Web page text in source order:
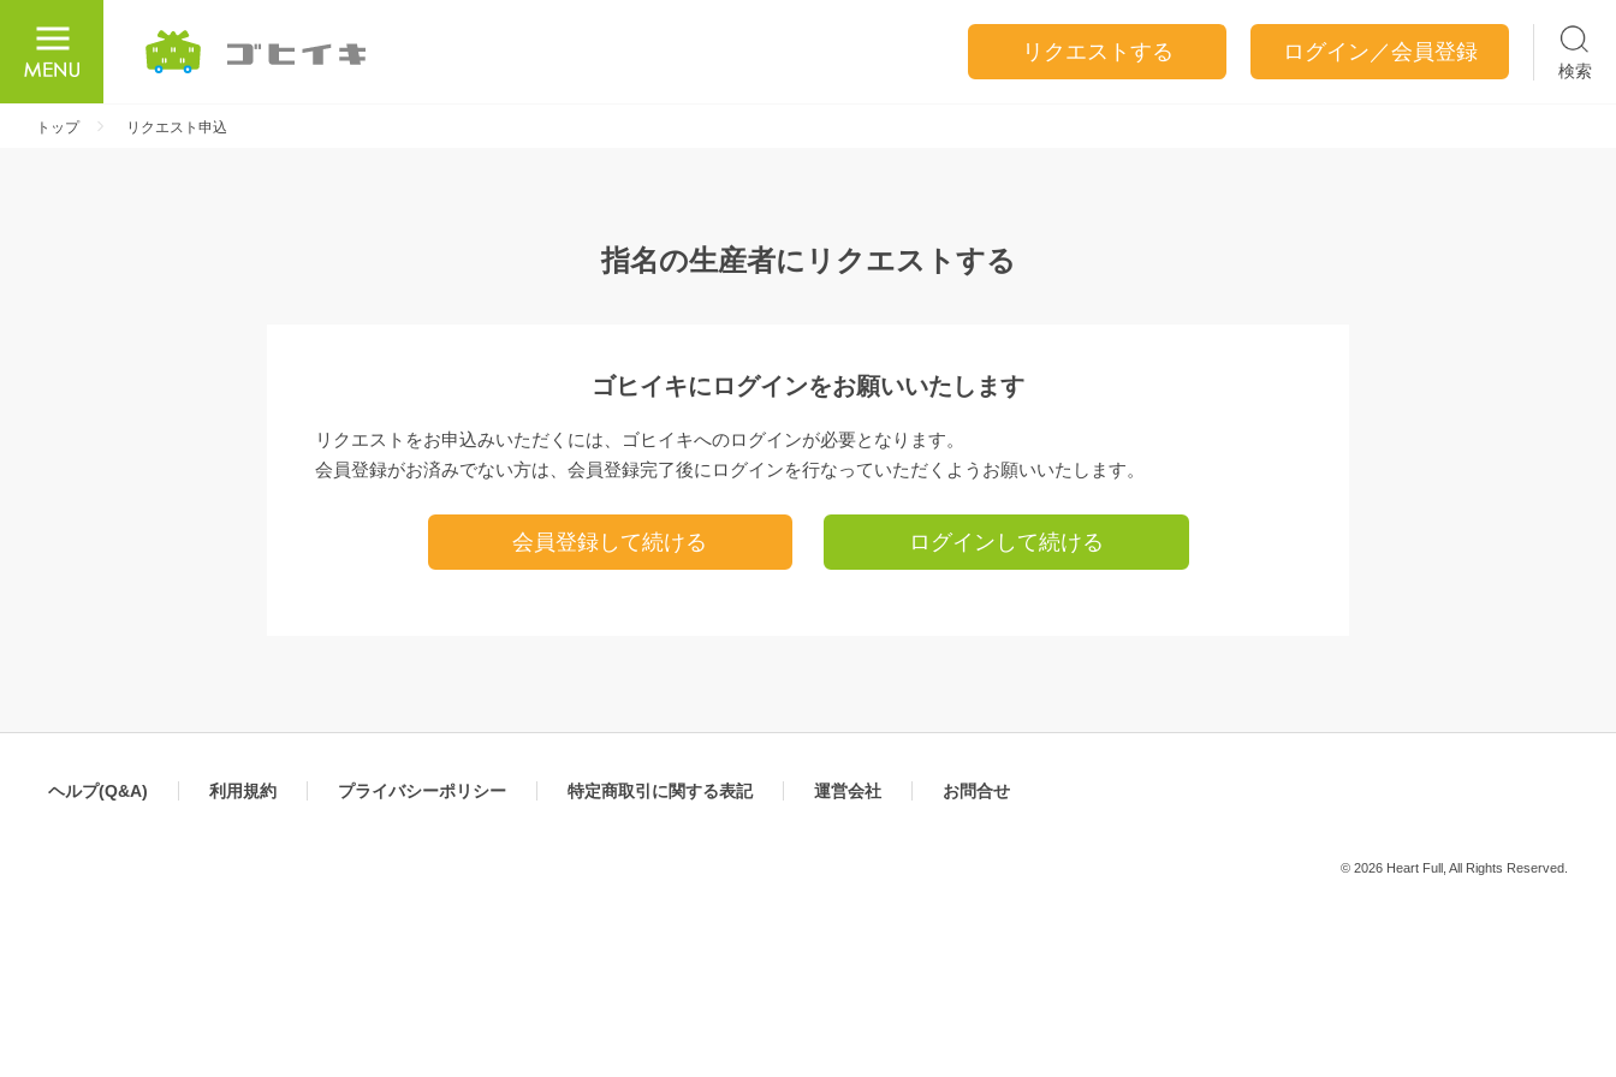
リクエストする ログイン／会員登録
検索
トップ リクエスト申込
指名の生産者にリクエストする
ゴヒイキにログインをお願いいたします
リクエストをお申込みいただくには、ゴヒイキへのログインが必要となります。
会員登録がお済みでない方は、会員登録完了後にログインを行なっていただくようお願いいたします。
会員登録して続ける ログインして続ける
ヘルプ(Q&A) 利用規約 プライバシーポリシー 特定商取引に関する表記 運営会社 お問合せ
© 2026 Heart Full, All Rights Reserved.